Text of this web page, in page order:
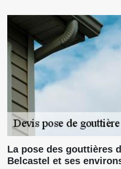
La pose des gouttières
Belcastel et ses